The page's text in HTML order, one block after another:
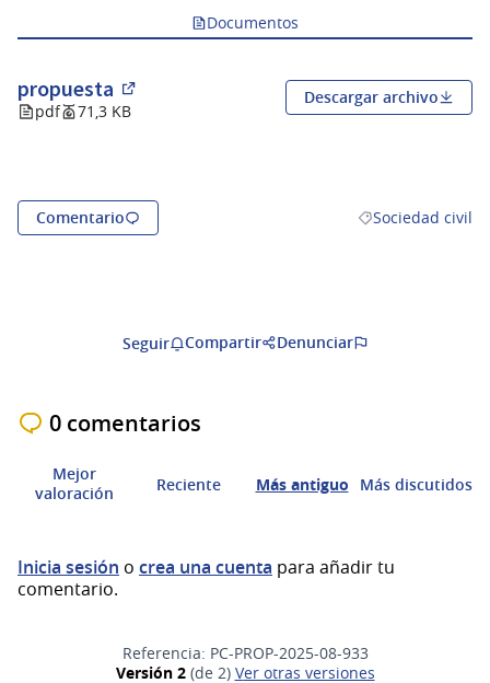
Documentos
propuesta
(Abrir en una pestaña nueva)
pdf 71,3 KB
Descargar archivo
Comentario Resultados al
Sociedad civil
Seguir Compartir Denunciar
0 comentarios
Mejor
valoración
Reciente Más antiguo Más discutidos
Inicia sesión o crea una cuenta para añadir tu
comentario.
Referencia: PC-PROP-2025-08-933
Versión 2(de 2)
ver otras versiones